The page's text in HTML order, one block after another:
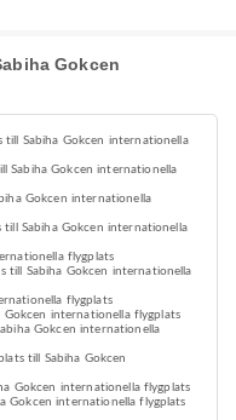
Gokcen
Sabiha Gokcen internationella
Sabiha Gokcen internationella
Gokcen internationella
Sabiha Gokcen internationella
flygplats
till Sabiha Gokcen internationella
flygplats
internationella flygplats
Gokcen internationella
till Sabiha Gokcen
Gokcen internationella flygplats
Gokcen internationella flygplats